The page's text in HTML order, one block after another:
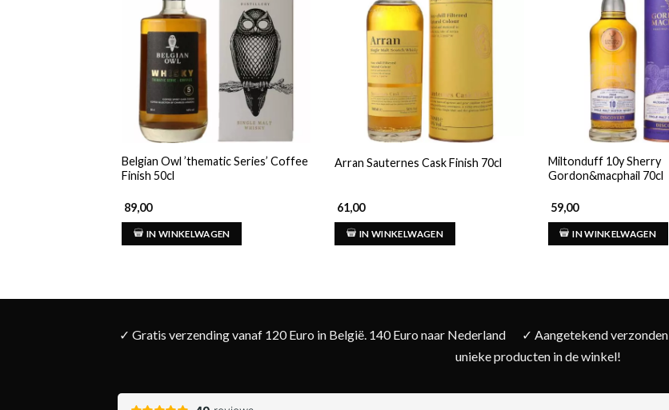
Belgian Owl ’thematic Series’ Coffee
Finish 50cl
89,00
IN WINKELWAGEN
Arran Sauternes Cask Finish 70cl
61,00
IN WINKELWAGEN
Miltonduff 10y Sherry
Gordon&macphail 70cl
59,00
IN WINKELWAGEN
✓ Gratis verzending vanaf 120 Euro in België. 140 Euro naar Nederland
✓ Aangetekend
unieke producten in de winkel!